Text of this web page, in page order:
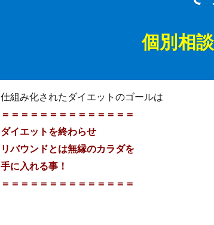
個別相
仕組み化されたダイエットのゴールは
＝＝＝＝＝＝＝＝＝＝＝＝＝＝
ダイエットを終わらせ
リバウンドとは無縁のカラダを
手に入れる事！
＝＝＝＝＝＝＝＝＝＝＝＝＝＝